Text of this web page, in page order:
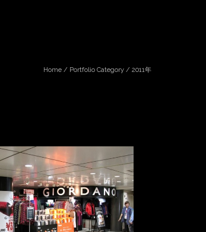
Home / Portfolio Category / 2011年